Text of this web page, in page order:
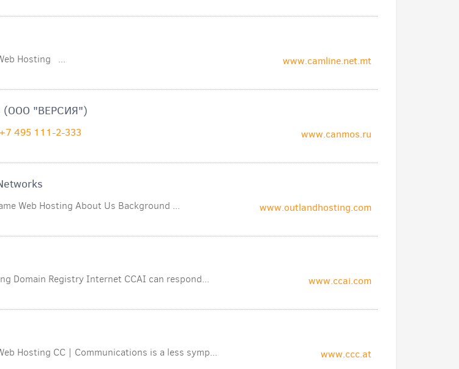
www.camline.net.mt
Hosting ...
(ООО "ВЕРСИЯ")
www.canmos.ru
+7 495 111-2-333
www.outlandhosting.com
Web Hosting About Us Background ...
www.ccai.com
Domain Registry Internet CCAI can respond...
www.ccc.at
Hosting CC | Communications is a less symp...